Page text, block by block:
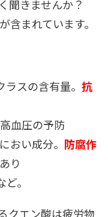
聞きませんか？
含まれています。
スの含有量。 抗
血圧の予防
おい成分。 防腐作
り
。
クエン酸は疲労物